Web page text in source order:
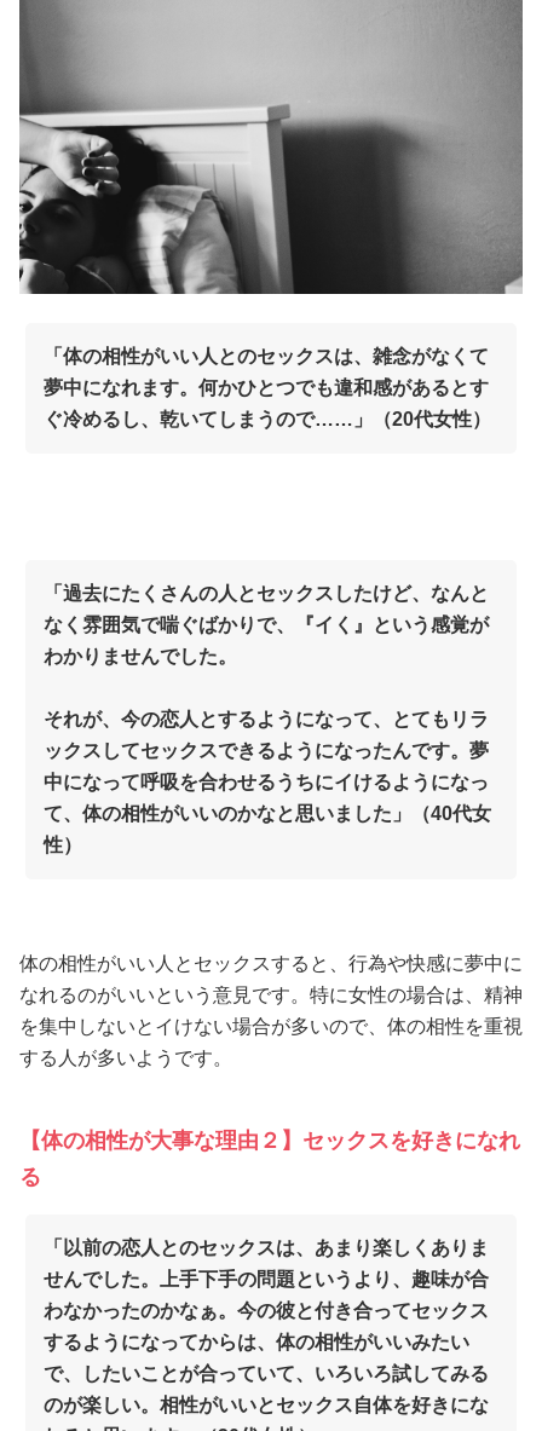
「体の相性がいい人とのセックスは、雑念がなくて
夢中になれます。何かひとつでも違和感があるとす
ぐ冷めるし、乾いてしまうので……」（20代女性）
「過去にたくさんの人とセックスしたけど、なんと
なく雰囲気で喘ぐばかりで、『イく』という感覚が
わかりませんでした。
それが、今の恋人とするようになって、とてもリラ
ックスしてセックスできるようになったんです。夢
中になって呼吸を合わせるうちにイけるようになっ
て、体の相性がいいのかなと思いました」（40代女
性）
体の相性がいい人とセックスすると、行為や快感に夢中に
なれるのがいいという意見です。特に女性の場合は、精神
を集中しないとイけない場合が多いので、体の相性を重視
する人が多いようです。
【体の相性が大事な理由２】セックスを好きになれ
る
「以前の恋人とのセックスは、あまり楽しくありま
せんでした。上手下手の問題というより、趣味が合
わなかったのかなぁ。今の彼と付き合ってセックス
するようになってからは、体の相性がいいみたい
で、したいことが合っていて、いろいろ試してみる
のが楽しい。相性がいいとセックス自体を好きにな